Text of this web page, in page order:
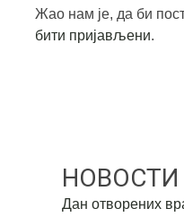
Жао нам је, да би
бити пријављени.
НОВОСТИ
Дан отворених